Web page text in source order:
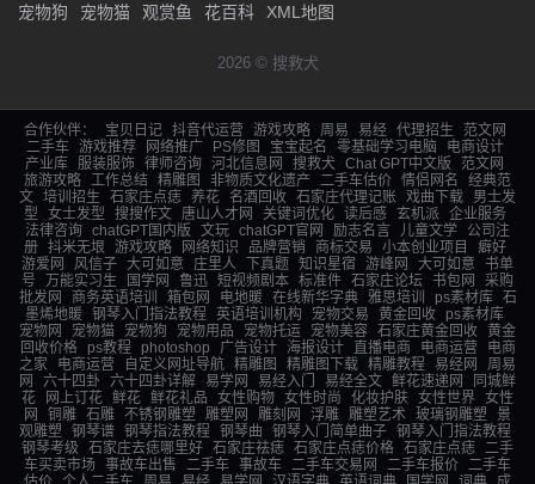
宠物狗 宠物猫 观赏鱼 花百科 XML地图
2026 © 搜救犬
合作伙伴： 宝贝日记 抖音代运营 游戏攻略 周易 易经 代理招生
范文网
二手车
游戏推荐 网络推广 PS修图 宝宝起名 零基础学习电脑
电商设计
产业库 服装服饰 律师咨询 河北信息网 搜救犬 Chat GPT中文版
范文网
旅游攻略 工作总结 精雕图 非物质文化遗产 二手车估价 情侣网名
经典范
文 培训招生 石家庄点痣 养花 名酒回收 石家庄代理记账 戏曲下载
男士发
型
女士发型 搜搜作文 唐山人才网 关键词优化 读后感 玄机派
企业服务
法律咨询 chatGPT国内版 文玩 chatGPT官网 励志名言 儿童文学
公司注
册
抖米无垠 游戏攻略 网络知识 品牌营销 商标交易 小本创业项目
癖好
游爱网
风信子 大可如意 庄里人 下真题 知识星宿 游峰网 大可如意
书单
号
万能实习生 国学网 鲁迅 短视频剧本 标准件 石家庄论坛 书包网
采购
批发网
商务英语培训 箱包网 电地暖 在线新华字典 雅思培训 ps素材库
石
墨烯地暖 钢琴入门指法教程 英语培训机构 宠物交易 黄金回收
ps素材库
宠物网
宠物猫 宠物狗 宠物用品 宠物托运 宠物美容 石家庄黄金回收 黄金
回收价格
ps教程 photoshop 广告设计 海报设计 直播电商 电商运营
电商
之家
电商运营 自定义网址导航 精雕图 精雕图下载 精雕教程 易经网
周易
网
六十四卦 六十四卦详解 易学网 易经入门 易经全文 鲜花速递网
同城鲜
花
网上订花 鲜花 鲜花礼品 女性购物 女性时尚 化妆护肤 女性世界
女性
网
铜雕 石雕 不锈钢雕塑 雕塑网 雕刻网 浮雕 雕塑艺术 玻璃钢雕塑
景
观雕塑
钢琴谱 钢琴指法教程 钢琴曲 钢琴入门简单曲子
钢琴入门指法教程
钢琴考级
石家庄去痣哪里好 石家庄祛痣 石家庄点痣价格 石家庄点痣 二手
车买卖市场
事故车出售 二手车 事故车 二手车交易网 二手车报价 二手车